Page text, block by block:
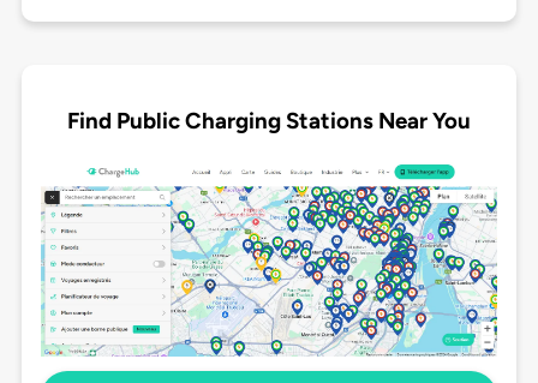
Find Public Charging Stations Near You